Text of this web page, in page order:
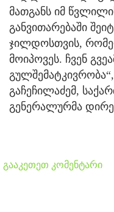
მათგანს იმ
განვითარებაში
ჯილდოსთვის,
მოიპოვეს. ჩვენ
გაჩეჩილაძემ,
გენერალურმა
გააკეთეთ კომენტარი